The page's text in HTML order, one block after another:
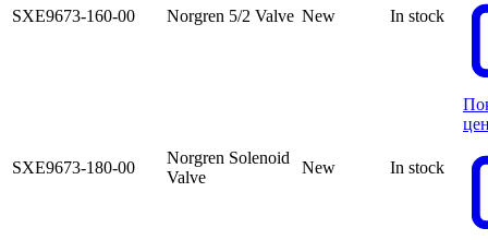
SXE9673-160-00 Norgren 5/2 Valve New In stock
SXE9673-180-00
Norgren Solenoid
Valve
New In stock